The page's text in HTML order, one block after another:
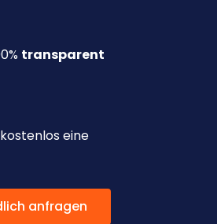
transparent
eine
anfragen